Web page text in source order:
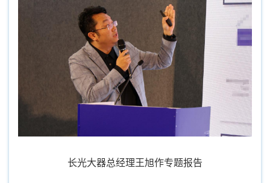
长光大器总经理王旭作专题报告